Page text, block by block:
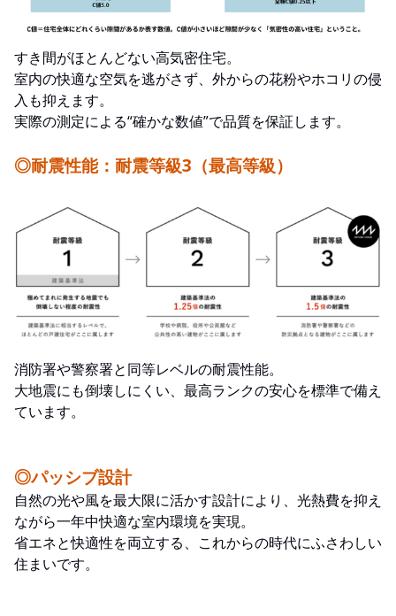
すき間がほとんどない高気密住宅。
室内の快適な空気を逃がさず、外からの花粉やホコリの侵
入も抑えます。
実際の測定による“確かな数値”で品質を保証します。
◎耐震性能：耐震等級3（最高等級）
消防署や警察署と同等レベルの耐震性能。
大地震にも倒壊しにくい、最高ランクの安心を標準で備え
ています。
◎パッシブ設計
自然の光や風を最大限に活かす設計により、光熱費を抑え
ながら一年中快適な室内環境を実現。
省エネと快適性を両立する、これからの時代にふさわしい
住まいです。